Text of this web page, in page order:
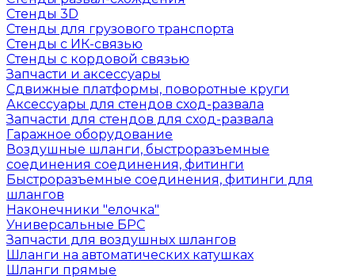
Стенды 3D
Стенды для грузового транспорта
Стенды с ИК-связью
Стенды с кордовой связью
Запчасти и аксессуары
Сдвижные платформы, поворотные круги
Аксессуары для стендов сход-развала
Запчасти для стендов для сход-развала
Гаражное оборудование
Воздушные шланги, быстроразъемные
соединения соединения, фитинги
Быстроразъемные соединения, фитинги для
шлангов
Наконечники "елочка"
Универсальные БРС
Запчасти для воздушных шлангов
Шланги на автоматических катушках
Шланги прямые